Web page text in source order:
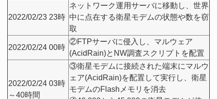
2022/02/23 23時
ネットワーク運用サーバに移動し、世界
中に点在する衛星モデムの状態や数を窃
取
2022/02/24 00時
②FTPサーバに侵入し、マルウェア
(AcidRain)とNW調査スクリプトを配置
2022/02/24 03時
～40時間
③衛星モデムに接続された端末にマルウ
ェア(AcidRain)を配置して実行し、衛星
モデムのFlashメモリを消去